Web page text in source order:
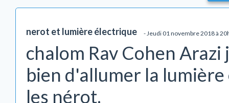
nerot et lumière électrique - Jeudi 01 novembre 2018 à
chalom Rav Cohen
bien d'allumer la
les nérot.